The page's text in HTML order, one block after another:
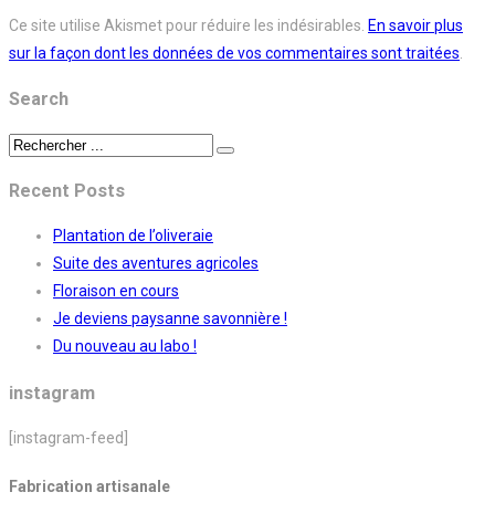
Ce site utilise Akismet pour réduire les indésirables. En savoir plus
sur la façon dont les données de vos commentaires sont traitées
Search
Recent Posts
Plantation de l’oliveraie
Suite des aventures agricoles
Floraison en cours
Je deviens paysanne savonnière !
Du nouveau au labo !
instagram
[instagram-feed]
Fabrication artisanale